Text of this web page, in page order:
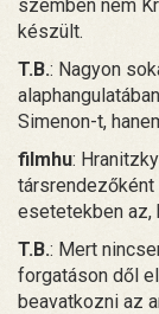
szemben nem
készült.
T.B.: Nagyon
Simenon-t,
filmhu:
esetetekben az,
T.B.: Mert
forgatáson dől
beavatkozni az